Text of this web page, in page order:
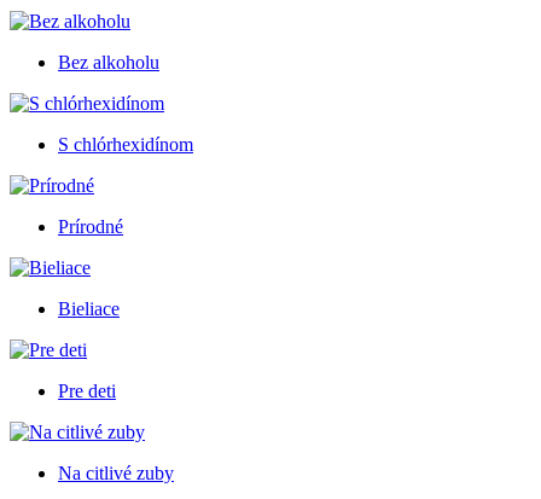
Bez alkoholu
S chlórhexidínom
Prírodné
Bieliace
Pre deti
Na citlivé zuby